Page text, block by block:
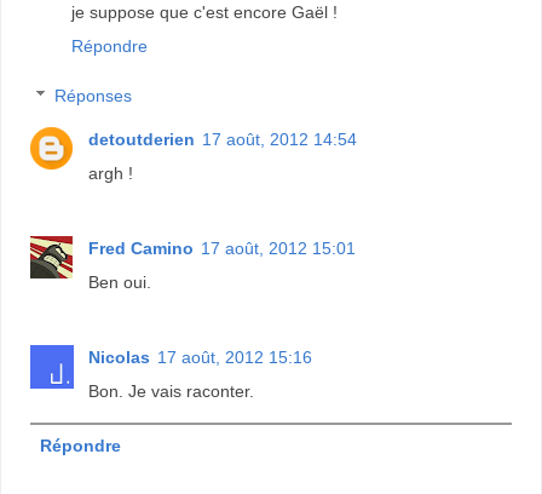
je suppose que c'est encore Gaël !
Répondre
Réponses
detoutderien 17 août, 2012 14:54
argh !
Fred Camino 17 août, 2012 15:01
Ben oui.
Nicolas 17 août, 2012 15:16
Bon. Je vais raconter.
Répondre